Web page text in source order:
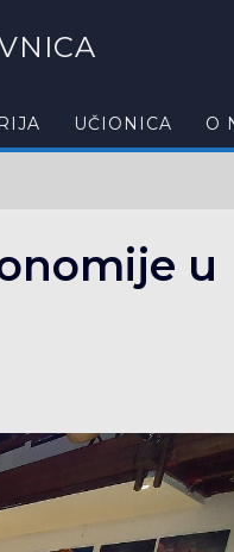
UČIONICA O
u